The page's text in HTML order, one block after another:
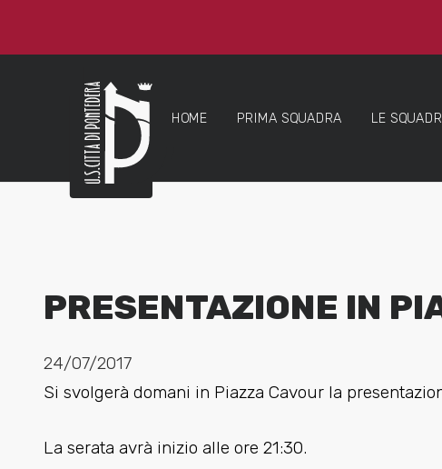
HOME PRIMA SQUADRA LE
PRESENTAZIONE IN
24/07/2017
Si svolgerà domani in Piazza Cavour la
La serata avrà inizio alle ore 21:30.